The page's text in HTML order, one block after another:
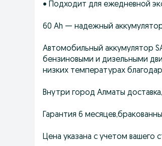
• Подходит для ежедневной
60 Ah — надежный
Автомобильный аккумулятор
бензиновыми и дизельными
низких температурах
Внутри город Алматы
Гарантия 6
Цена указана с учетом вашего